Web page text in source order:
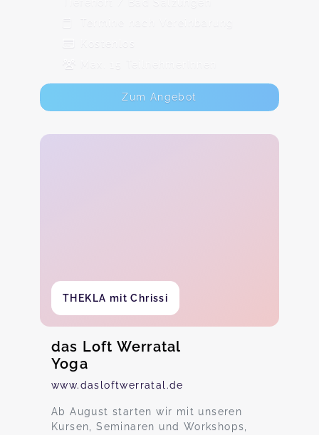
Termine nach Vereinbarung
Max. 15 TeilnehmerInnen
Zum Angebot
THEKLA mit Chrissi
das Loft Werratal
Yoga
www.dasloftwerratal.de
Ab August starten wir mit unseren
Kursen, Seminaren und Workshops,